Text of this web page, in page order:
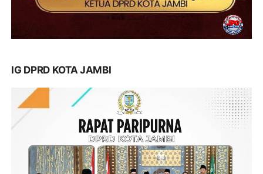
IG DPRD KOTA JAMBI